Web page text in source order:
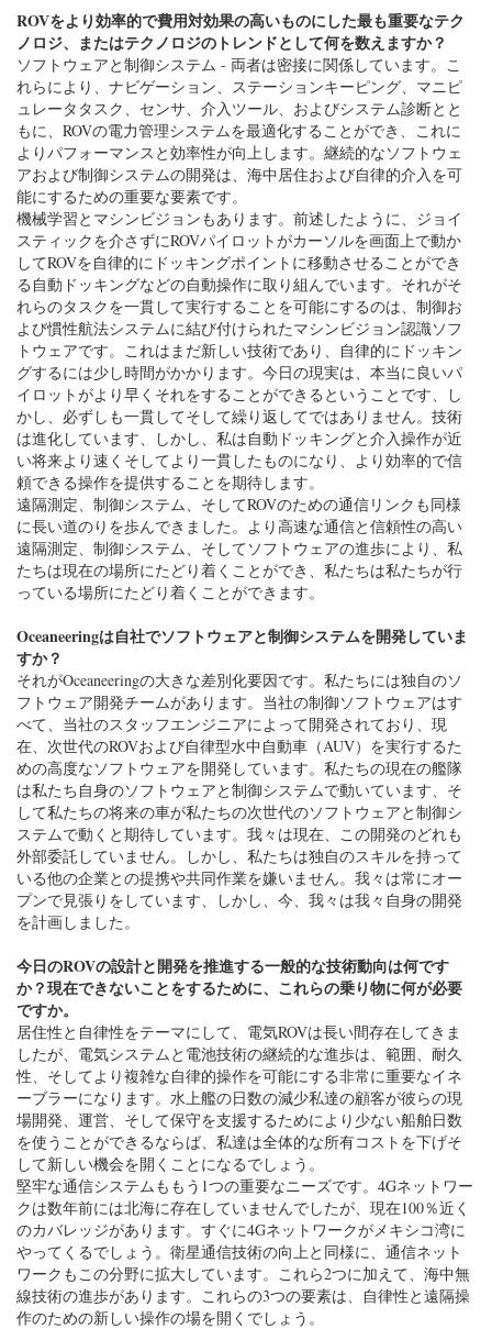
ROVをより効率的で費用対効果の高いものにした最も重要なテク
ノロジ、またはテクノロジのトレンドとして何を数えますか？
ソフトウェアと制御システム - 両者は密接に関係しています。こ
れらにより、ナビゲーション、ステーションキーピング、マニピ
ュレータタスク、センサ、介入ツール、およびシステム診断とと
もに、ROVの電力管理システムを最適化することができ、これに
よりパフォーマンスと効率性が向上します。継続的なソフトウェ
アおよび制御システムの開発は、海中居住および自律的介入を可
能にするための重要な要素です。
機械学習とマシンビジョンもあります。前述したように、ジョイ
スティックを介さずにROVパイロットがカーソルを画面上で動か
してROVを自律的にドッキングポイントに移動させることができ
る自動ドッキングなどの自動操作に取り組んでいます。それがそ
れらのタスクを一貫して実行することを可能にするのは、制御お
よび慣性航法システムに結び付けられたマシンビジョン認識ソフ
トウェアです。これはまだ新しい技術であり、自律的にドッキン
グするには少し時間がかかります。今日の現実は、本当に良いパ
イロットがより早くそれをすることができるということです、し
かし、必ずしも一貫してそして繰り返してではありません。技術
は進化しています、しかし、私は自動ドッキングと介入操作が近
い将来より速くそしてより一貫したものになり、より効率的で信
頼できる操作を提供することを期待します。
遠隔測定、制御システム、そしてROVのための通信リンクも同様
に長い道のりを歩んできました。より高速な通信と信頼性の高い
遠隔測定、制御システム、そしてソフトウェアの進歩により、私
たちは現在の場所にたどり着くことができ、私たちは私たちが行
っている場所にたどり着くことができます。
Oceaneeringは自社でソフトウェアと制御システムを開発していま
すか？
それがOceaneeringの大きな差別化要因です。私たちには独自のソ
フトウェア開発チームがあります。当社の制御ソフトウェアはす
べて、当社のスタッフエンジニアによって開発されており、現
在、次世代のROVおよび自律型水中自動車（AUV）を実行するた
めの高度なソフトウェアを開発しています。私たちの現在の艦隊
は私たち自身のソフトウェアと制御システムで動いています、そ
して私たちの将来の車が私たちの次世代のソフトウェアと制御シ
ステムで動くと期待しています。我々は現在、この開発のどれも
外部委託していません。しかし、私たちは独自のスキルを持って
いる他の企業との提携や共同作業を嫌いません。我々は常にオー
プンで見張りをしています、しかし、今、我々は我々自身の開発
を計画しました。
今日のROVの設計と開発を推進する一般的な技術動向は何です
か？現在できないことをするために、これらの乗り物に何が必要
ですか。
居住性と自律性をテーマにして、電気ROVは長い間存在してきま
したが、電気システムと電池技術の継続的な進歩は、範囲、耐久
性、そしてより複雑な自律的操作を可能にする非常に重要なイネ
ーブラーになります。水上艦の日数の減少私達の顧客が彼らの現
場開発、運営、そして保守を支援するためにより少ない船舶日数
を使うことができるならば、私達は全体的な所有コストを下げそ
して新しい機会を開くことになるでしょう。
堅牢な通信システムももう1つの重要なニーズです。4Gネットワー
クは数年前には北海に存在していませんでしたが、現在100％近く
のカバレッジがあります。すぐに4Gネットワークがメキシコ湾に
やってくるでしょう。衛星通信技術の向上と同様に、通信ネット
ワークもこの分野に拡大しています。これら2つに加えて、海中無
線技術の進歩があります。これらの3つの要素は、自律性と遠隔操
作のための新しい操作の場を開くでしょう。